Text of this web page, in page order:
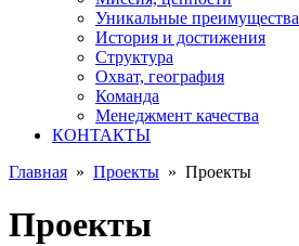
Уникальные преимущества
История и достижения
Структура
Охват, география
Команда
Менеджмент качества
КОНТАКТЫ
Главная » Проекты » Проекты
Проекты